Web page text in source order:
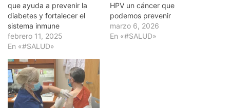
que ayuda a prevenir la
diabetes y fortalecer el
sistema inmune
febrero 11, 2025
En «#SALUD»
HPV un cáncer que
podemos prevenir
marzo 6, 2026
En «#SALUD»